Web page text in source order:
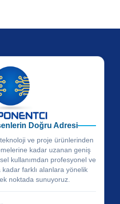
Doğru Adresi
ve proje ürünlerinden
kadar uzanan geniş
kullanımdan profesyonel ve
farklı alanlara yönelik
noktada sunuyoruz.